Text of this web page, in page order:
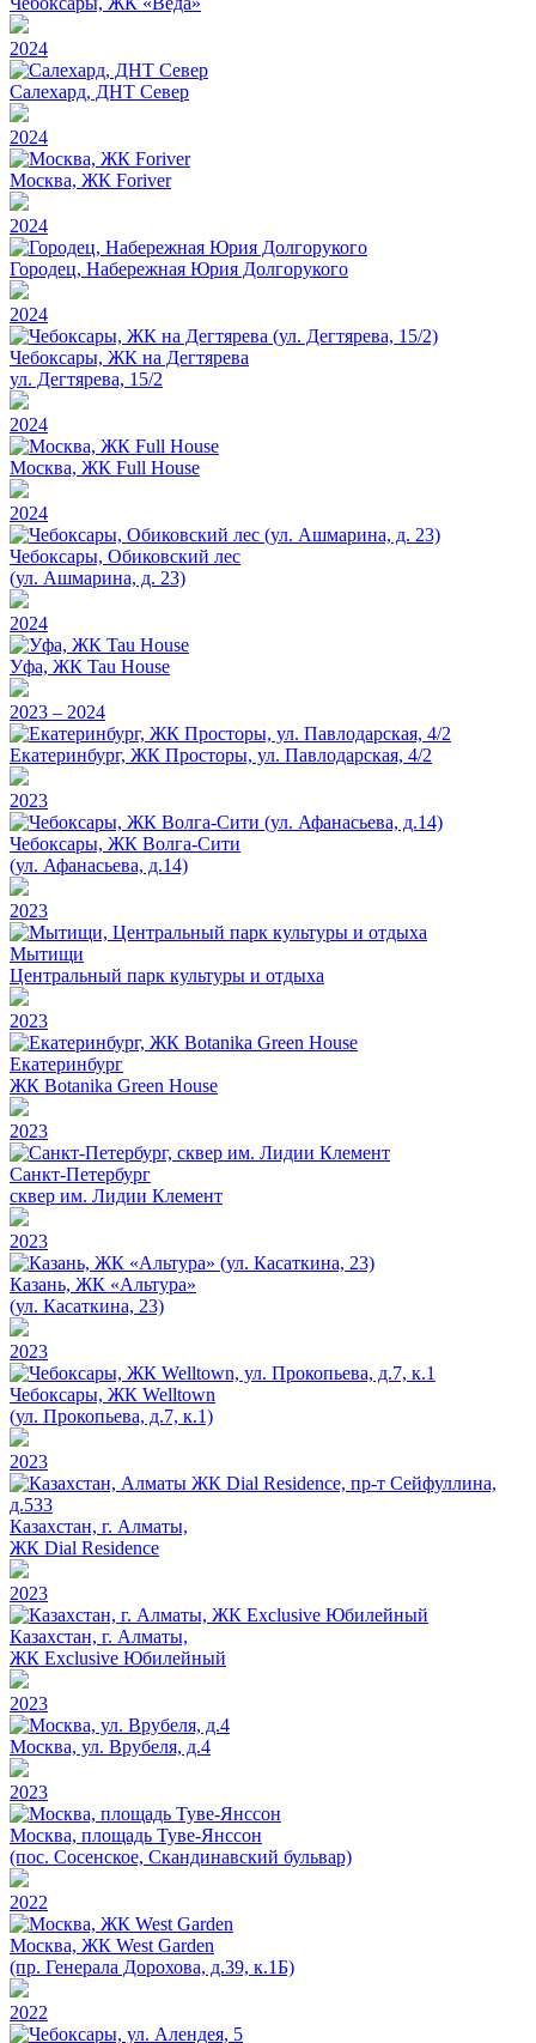
2024
Салехард, ДНТ Север
2024
Москва, ЖК Foriver
2024
Городец, Набережная Юрия Долгорукого
2024
Чебоксары, ЖК на Дегтярева
ул. Дегтярева, 15/2
2024
Москва, ЖК Full House
2024
Чебоксары, Обиковский лес
(ул. Ашмарина, д. 23)
2024
Уфа, ЖК Tau House
2023 – 2024
Екатеринбург, ЖК Просторы, ул. Павлодарская, 4/2
2023
Чебоксары, ЖК Волга-Сити
(ул. Афанасьева, д.14)
2023
Мытищи
Центральный парк культуры и отдыха
2023
Екатеринбург
ЖК Botanika Green House
2023
Санкт-Петербург
сквер им. Лидии Клемент
2023
Казань, ЖК «Альтура»
(ул. Касаткина, 23)
2023
Чебоксары, ЖК Welltown
(ул. Прокопьева, д.7, к.1)
2023
Казахстан, г. Алматы,
ЖК Dial Residence
2023
Казахстан, г. Алматы,
ЖК Exclusive Юбилейный
2023
Москва, ул. Врубеля, д.4
2023
Москва, площадь Туве-Янссон
(пос. Сосенское, Скандинавский бульвар)
2022
Москва, ЖК West Garden
(пр. Генерала Дорохова, д.39, к.1Б)
2022